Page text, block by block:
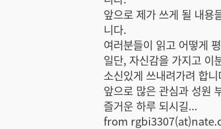
앞으로 제가 쓰게 될 내용
니다.
여러분들이 읽고 어떻게
일단, 자신감을 가지고 이
소신있게 쓰내려가려 합
앞으로 많은 관심과 성원
즐거운 하루 되시길...
from